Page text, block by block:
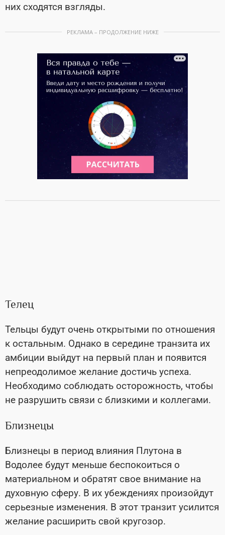
них сходятся взгляды.
РЕКЛАМА – ПРОДОЛЖЕНИЕ НИЖЕ
Телец
Тельцы будут очень открытыми по отношения
к остальным. Однако в середине транзита их
амбиции выйдут на первый план и появится
непреодолимое желание достичь успеха.
Необходимо соблюдать осторожность, чтобы
не разрушить связи с близкими и коллегами.
Близнецы
Близнецы в период влияния Плутона в
Водолее будут меньше беспокоиться о
материальном и обратят свое внимание на
духовную сферу. В их убеждениях произойдут
серьезные изменения. В этот транзит усилится
желание расширить свой кругозор.